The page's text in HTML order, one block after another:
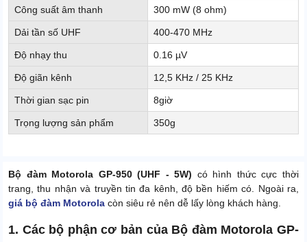
Công suất âm thanh 300 mW (8 ohm)
Dải tần số UHF 400-470 MHz
Độ nhạy thu 0.16 µV
Độ giãn kênh 12,5 KHz / 25 KHz
Thời gian sạc pin 8giờ
Trọng lượng sản phẩm 350g
Bộ đàm Motorola GP-950 (UHF - 5W) có hình thức cực thời
trang, thu nhận và truyền tin đa kênh, độ bền hiếm có. Ngoài ra,
giá bộ đàm Motorola còn siêu rẻ nên dễ lấy lòng khách hàng.
1. Các bộ phận cơ bản của Bộ đàm Motorola GP-